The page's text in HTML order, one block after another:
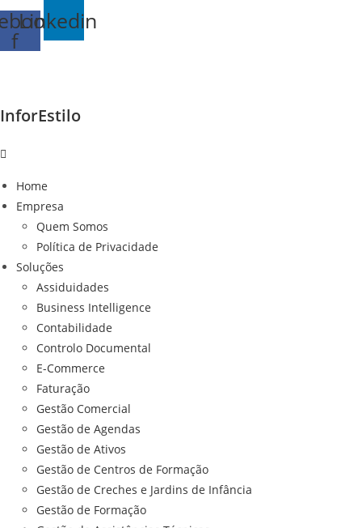
Ir
para
o f
Linkedin
InforEstilo
Home
Empresa
Quem Somos
Política de Privacidade
Soluções
Assiduidades
Business Intelligence
Contabilidade
Controlo Documental
E-Commerce
Faturação
Gestão Comercial
Gestão de Agendas
Gestão de Ativos
Gestão de Centros de Formação
Gestão de Creches e Jardins de Infância
Gestão de Formação